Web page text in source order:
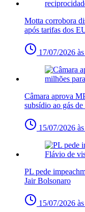
Motta corrobora
após tarifas dos
17/07/2026
Câmara aprova
subsídio ao gás
15/07/2026
PL pede
Jair Bolsonaro
15/07/2026